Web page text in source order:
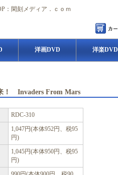
：閑刻メディア．ｃｏｍ
洋画DVD 洋楽DVD
！ Invaders From Mars
RDC-310
1,047円(本体952円、税95
円)
1,045円(本体950円、税95
円)